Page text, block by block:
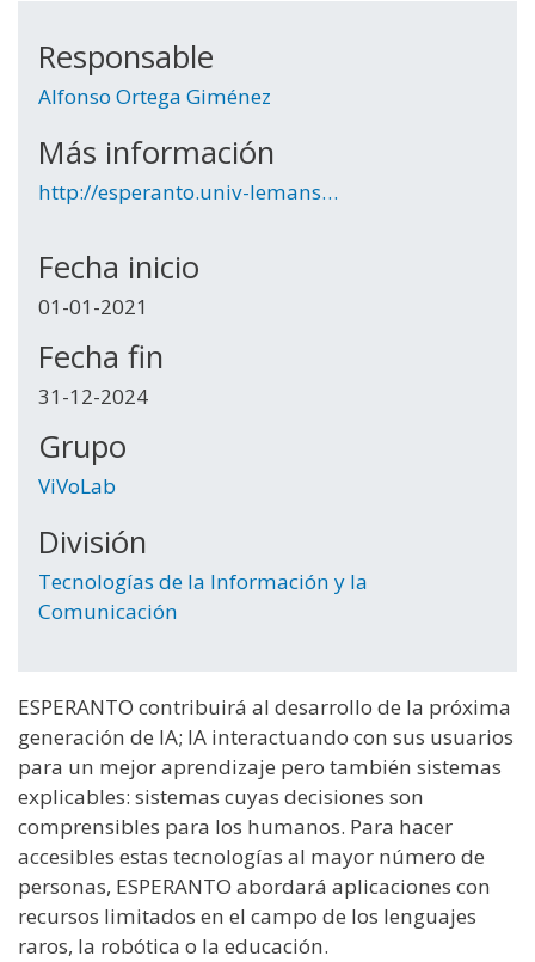
Responsable
Alfonso Ortega Giménez
Más información
http://esperanto.univ-lemans…
Fecha inicio
01-01-2021
Fecha fin
31-12-2024
Grupo
ViVoLab
División
Tecnologías de la Información y la
Comunicación
ESPERANTO contribuirá al desarrollo de la próxima
generación de IA; IA interactuando con sus usuarios
para un mejor aprendizaje pero también sistemas
explicables: sistemas cuyas decisiones son
comprensibles para los humanos. Para hacer
accesibles estas tecnologías al mayor número de
personas, ESPERANTO abordará aplicaciones con
recursos limitados en el campo de los lenguajes
raros, la robótica o la educación.